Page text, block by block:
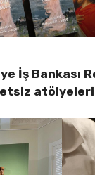
İş Bankası